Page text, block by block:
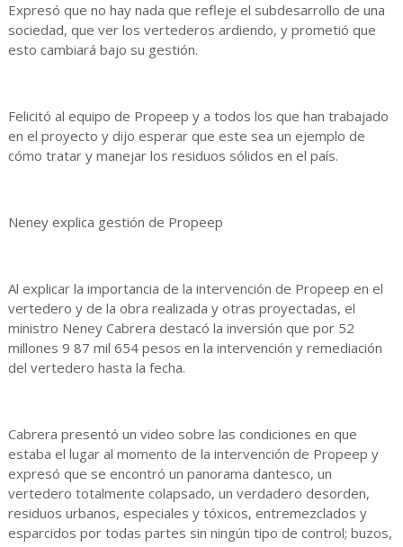
Expresó que no hay nada que refleje el subdesarrollo de una
sociedad, que ver los vertederos ardiendo, y prometió que
esto cambiará bajo su gestión.
Felicitó al equipo de Propeep y a todos los que han trabajado
en el proyecto y dijo esperar que este sea un ejemplo de
cómo tratar y manejar los residuos sólidos en el país.
Neney explica gestión de Propeep
Al explicar la importancia de la intervención de Propeep en el
vertedero y de la obra realizada y otras proyectadas, el
ministro Neney Cabrera destacó la inversión que por 52
millones 9 87 mil 654 pesos en la intervención y remediación
del vertedero hasta la fecha.
Cabrera presentó un video sobre las condiciones en que
estaba el lugar al momento de la intervención de Propeep y
expresó que se encontró un panorama dantesco, un
vertedero totalmente colapsado, un verdadero desorden,
residuos urbanos, especiales y tóxicos, entremezclados y
esparcidos por todas partes sin ningún tipo de control; buzos,